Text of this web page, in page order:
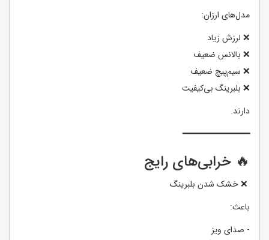
مدل‌های ارزان:
❌ لرزش زیاد
❌ بالانس ضعیف
❌ سیم‌پیچ ضعیف
❌ بلبرینگ بی‌کیفیت
دارند.
━━━━━━━━━━━━━━
🔥 خرابی‌های رایج
❌ خشک شدن بلبرینگ
باعث:
- صدای ویز